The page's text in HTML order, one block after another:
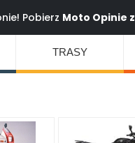
Pobierz Moto Opinie z
TRASY